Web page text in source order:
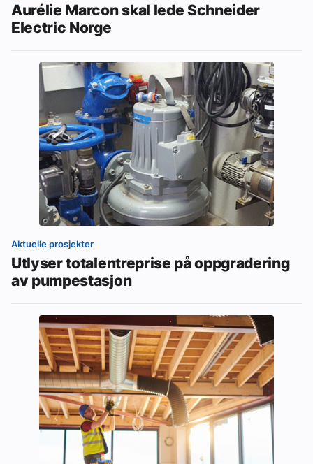
Aurélie Marcon skal lede Schneider
Electric Norge
Aktuelle prosjekter
Utlyser totalentreprise på oppgradering
av pumpestasjon